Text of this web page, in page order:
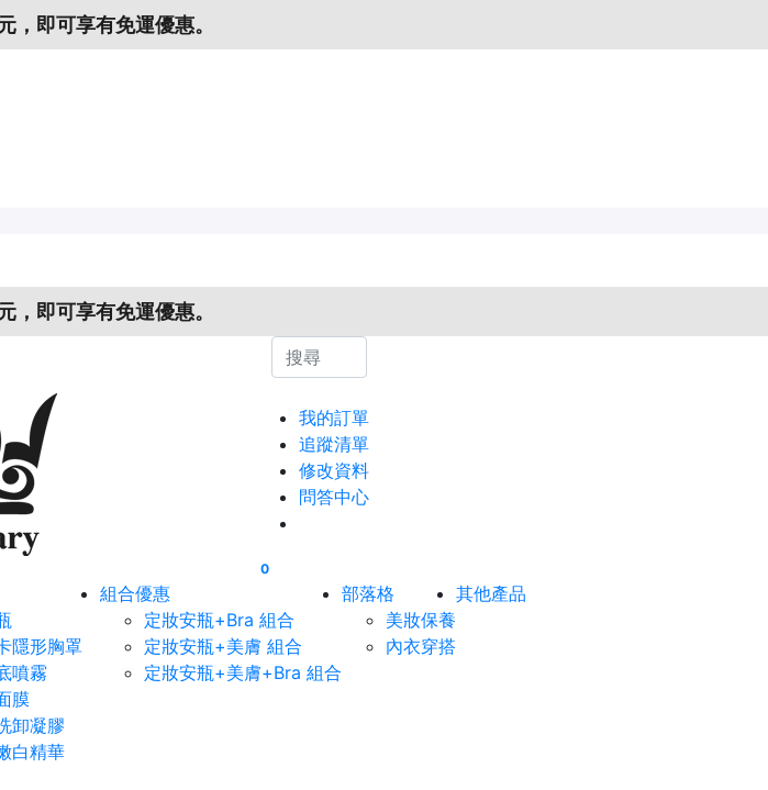
即可享有免運優惠。
即可享有免運優惠。
我的訂單
追蹤清單
修改資料
問答中心
0
隱形胸罩
噴霧
膜
卸凝膠
白精華
組合優惠
定妝安瓶+Bra 組合
定妝安瓶+美膚 組合
定妝安瓶+美膚+Bra 組合
部落格
美妝保養
內衣穿搭
其他產品